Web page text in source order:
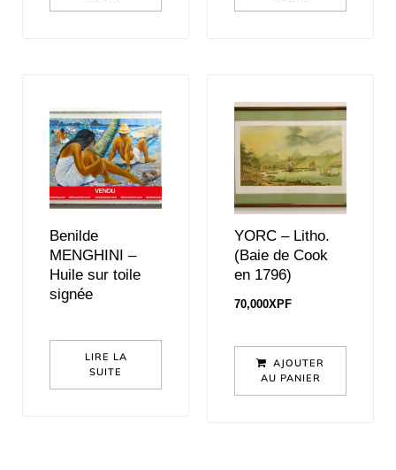
Benilde
MENGHINI –
Huile sur toile
signée
LIRE LA
SUITE
YORC – Litho.
(Baie de Cook
en 1796)
70,000XPF
AJOUTER
AU PANIER